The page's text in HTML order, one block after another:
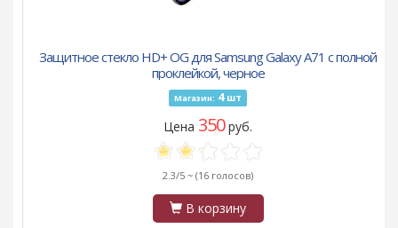
Защитное стекло HD+ OG для Samsung Galaxy A71 с полной
проклейкой, черное
Магазин: 4шт
Цена 350руб.
2.3/5 ~ (16 голосов)
В корзину